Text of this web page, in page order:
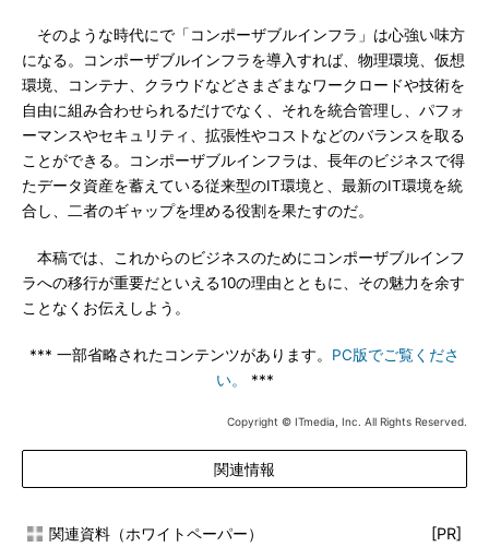
そのような時代にで「コンポーザブルインフラ」は心強い味方
になる。コンポーザブルインフラを導入すれば、物理環境、仮想
環境、コンテナ、クラウドなどさまざまなワークロードや技術を
自由に組み合わせられるだけでなく、それを統合管理し、パフォ
ーマンスやセキュリティ、拡張性やコストなどのバランスを取る
ことができる。コンポーザブルインフラは、長年のビジネスで得
たデータ資産を蓄えている従来型のIT環境と、最新のIT環境を統
合し、二者のギャップを埋める役割を果たすのだ。
本稿では、これからのビジネスのためにコンポーザブルインフ
ラへの移行が重要だといえる10の理由とともに、その魅力を余す
ことなくお伝えしよう。
*** 一部省略されたコンテンツがあります。 PC版でご覧くださ
い。
***
Copyright © ITmedia, Inc. All Rights Reserved.
関連情報
関連資料（ホワイトペーパー） [PR]